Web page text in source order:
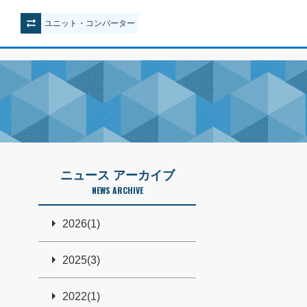
ユニット ・ コンバーター
ニュース アーカイブ
NEWS ARCHIVE
2026(1)
2025(3)
2022(1)